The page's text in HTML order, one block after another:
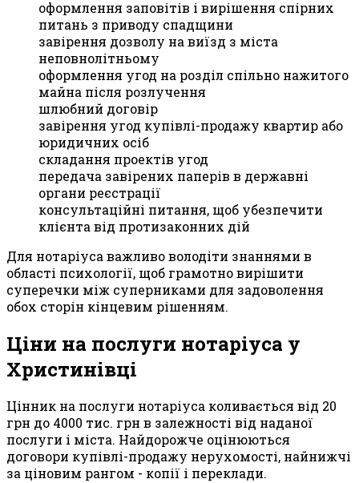
оформлення заповітів і вирішення спірних
питань з приводу спадщини
завірення дозволу на виїзд з міста
неповнолітньому
оформлення угод на розділ спільно нажитого
майна після розлучення
шлюбний договір
завірення угод купівлі-продажу квартир або
юридичних осіб
складання проектів угод
передача завірених паперів в державні
органи реєстрації
консультаційні питання, щоб убезпечити
клієнта від протизаконних дій
Для нотаріуса важливо володіти знаннями в
області психології, щоб грамотно вирішити
суперечки між суперниками для задоволення
обох сторін кінцевим рішенням.
Ціни на послуги нотаріуса у
Христинівці
Цінник на послуги нотаріуса коливається від 20
грн до 4000 тис. грн в залежності від наданої
послуги і міста. Найдорожче оцінюються
договори купівлі-продажу нерухомості, найнижчі
за ціновим рангом - копії і переклади.